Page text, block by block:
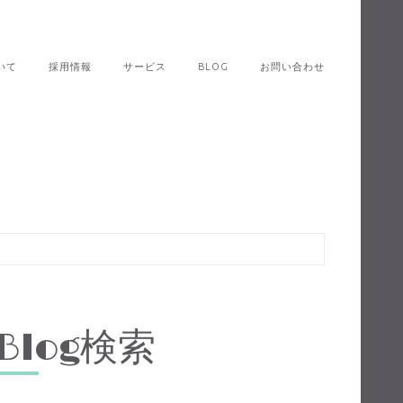
て 採用情報 サービス BLOG お問い合わせ
検索